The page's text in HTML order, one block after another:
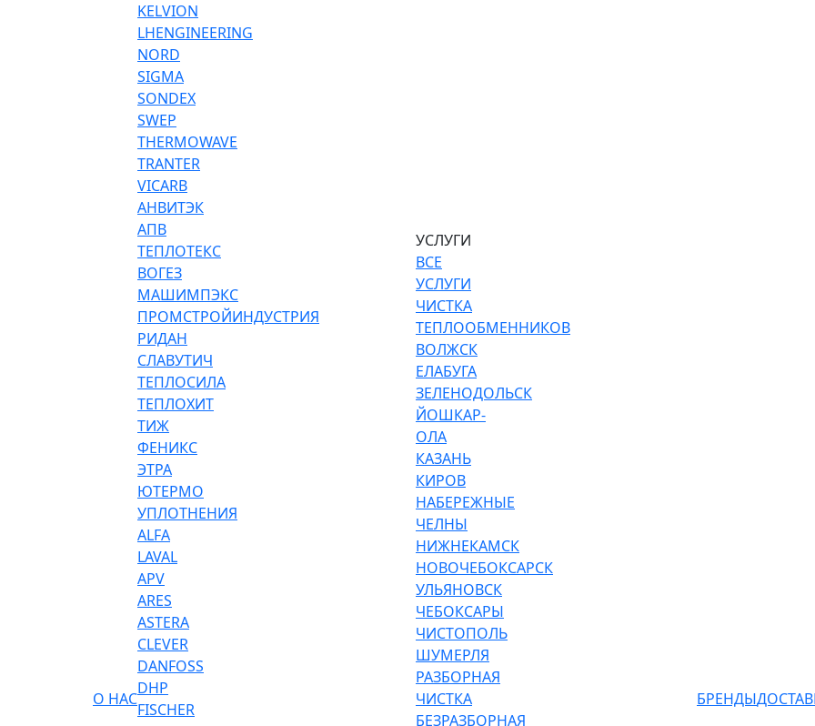
О НАС
KELVION
LHENGINEERING
NORD
SIGMA
SONDEX
SWEP
THERMOWAVE
TRANTER
VICARB
АНВИТЭК
АПВ
ТЕПЛОТЕКС
ВОГЕЗ
МАШИМПЭКС
ПРОМСТРОЙИНДУСТРИЯ
РИДАН
СЛАВУТИЧ
ТЕПЛОСИЛА
ТЕПЛОХИТ
ТИЖ
ФЕНИКС
ЭТРА
ЮТЕРМО
УПЛОТНЕНИЯ
ALFA
LAVAL
APV
ARES
ASTERA
CLEVER
DANFOSS
DHP
FISCHER
УСЛУГИ
ВСЕ
УСЛУГИ
ЧИСТКА
ТЕПЛООБМЕННИКОВ
ВОЛЖСК
ЕЛАБУГА
ЗЕЛЕНОДОЛЬСК
ЙОШКАР-
ОЛА
КАЗАНЬ
КИРОВ
НАБЕРЕЖНЫЕ
ЧЕЛНЫ
НИЖНЕКАМСК
НОВОЧЕБОКСАРСК
УЛЬЯНОВСК
ЧЕБОКСАРЫ
ЧИСТОПОЛЬ
ШУМЕРЛЯ
РАЗБОРНАЯ
ЧИСТКА
БЕЗРАЗБОРНАЯ
БРЕНДЫ